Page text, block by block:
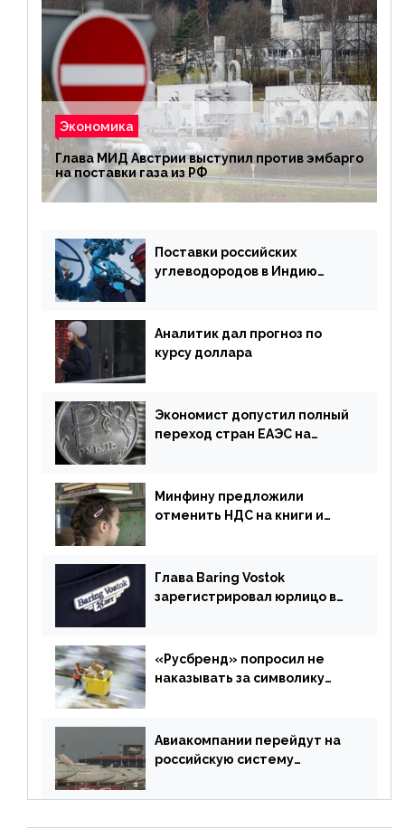
Экономика
Глава МИД Австрии выступил против эмбарго
на поставки газа из РФ
Поставки российских
углеводородов в Индию
Аналитик дал прогноз по
курсу доллара
Экономист допустил полный
переход стран ЕАЭС на
Минфину предложили
отменить НДС на книги и
Глава Baring Vostok
зарегистрировал юрлицо в
«Русбренд» попросил не
наказывать за символику
Авиакомпании перейдут на
российскую систему